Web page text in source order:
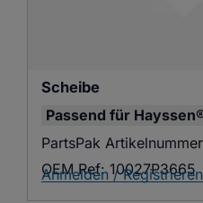
Scheibe
Passend für
PartsPak
OEM Ref: 10027P3665
Anmelden /